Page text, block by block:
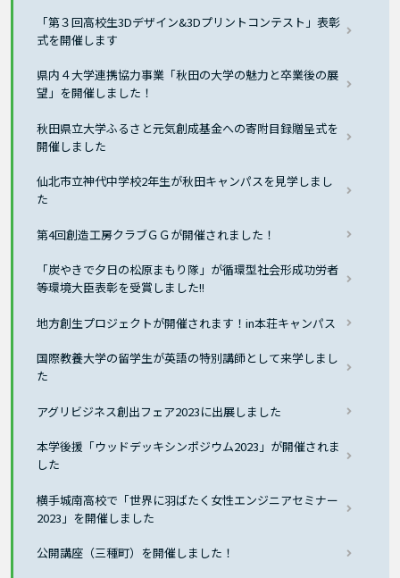
「第３回高校生3Dデザイン&3Dプリントコンテスト」表彰
式を開催します
県内４大学連携協力事業「秋田の大学の魅力と卒業後の展
望」を開催しました！
秋田県立大学ふるさと元気創成基金への寄附目録贈呈式を
開催しました
仙北市立神代中学校2年生が秋田キャンパスを見学しまし
た
第4回創造工房クラブＧＧが開催されました！
「炭やきで夕日の松原まもり隊」が循環型社会形成功労者
等環境大臣表彰を受賞しました!!
地方創生プロジェクトが開催されます！in本荘キャンパス
国際教養大学の留学生が英語の特別講師として来学しまし
た
アグリビジネス創出フェア2023に出展しました
本学後援「ウッドデッキシンポジウム2023」が開催されま
した
横手城南高校で「世界に羽ばたく女性エンジニアセミナー
2023」を開催しました
公開講座（三種町）を開催しました！